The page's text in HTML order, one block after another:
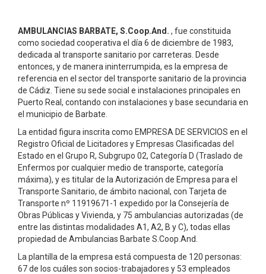
AMBULANCIAS BARBATE, S.Coop.And. , fue constituida
como sociedad cooperativa el día 6 de diciembre de 1983,
dedicada al transporte sanitario por carreteras. Desde
entonces, y de manera ininterrumpida, es la empresa de
referencia en el sector del transporte sanitario de la provincia
de Cádiz. Tiene su sede social e instalaciones principales en
Puerto Real, contando con instalaciones y base secundaria en
el municipio de Barbate.
La entidad figura inscrita como EMPRESA DE SERVICIOS en el
Registro Oficial de Licitadores y Empresas Clasificadas del
Estado en el Grupo R, Subgrupo 02, Categoría D (Traslado de
Enfermos por cualquier medio de transporte, categoría
máxima), y es titular de la Autorización de Empresa para el
Transporte Sanitario, de ámbito nacional, con Tarjeta de
Transporte nº 11919671-1 expedido por la Consejería de
Obras Públicas y Vivienda, y 75 ambulancias autorizadas (de
entre las distintas modalidades A1, A2, B y C), todas ellas
propiedad de Ambulancias Barbate S.Coop.And.
La plantilla de la empresa está compuesta de 120 personas:
67 de los cuáles son socios-trabajadores y 53 empleados